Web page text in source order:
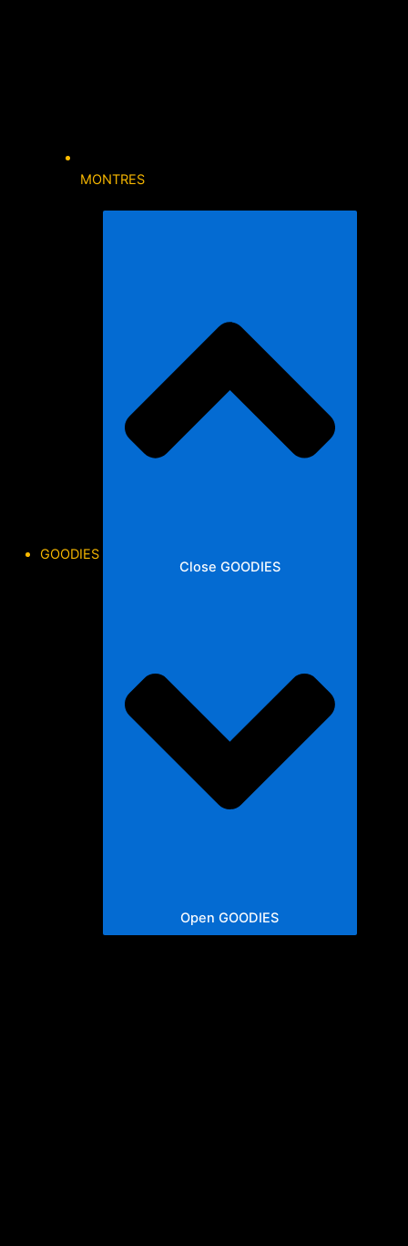
MONTRES
GOODIES
Close GOODIES
Open GOODIES